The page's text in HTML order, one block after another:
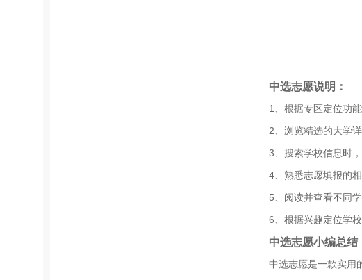
中选志愿说明：
1、根据专区定位功
2、浏览精选的大学
3、搜索学校信息时
4、熟悉志愿填报的
5、阅读并查看不同
6、根据兴趣定位学
中选志愿小编总结
中选志愿是一款实用